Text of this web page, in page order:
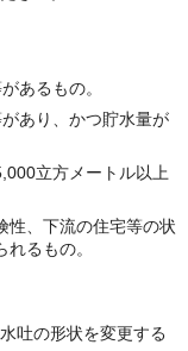
あるもの。
あり、かつ貯水量が
立方メートル以上
性、下流の住宅等の状
るもの。
吐の形状を変更する